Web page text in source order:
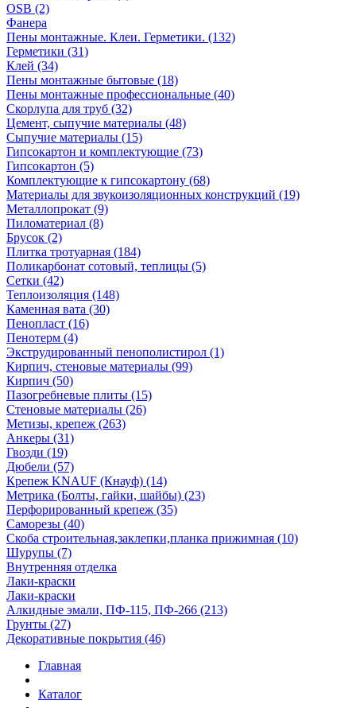
OSB (2)
Фанера
Пены монтажные. Клеи. Герметики. (132)
Герметики (31)
Клей (34)
Пены монтажные бытовые (18)
Пены монтажные профессиональные (40)
Скорлупа для труб (32)
Цемент, сыпучие материалы (48)
Сыпучие материалы (15)
Гипсокартон и комплектующие (73)
Гипсокартон (5)
Комплектующие к гипсокартону (68)
Материалы для звукоизоляционных конструкций (19)
Металлопрокат (9)
Пиломатериал (8)
Брусок (2)
Плитка тротуарная (184)
Поликарбонат сотовый, теплицы (5)
Сетки (42)
Теплоизоляция (148)
Каменная вата (30)
Пенопласт (16)
Пенотерм (4)
Экструдированный пенополистирол (1)
Кирпич, стеновые материалы (99)
Кирпич (50)
Пазогребневые плиты (15)
Стеновые материалы (26)
Метизы, крепеж (263)
Анкеры (31)
Гвозди (19)
Дюбели (57)
Крепеж KNAUF (Кнауф) (14)
Метрика (Болты, гайки, шайбы) (23)
Перфорированный крепеж (35)
Саморезы (40)
Скоба строительная,заклепки,планка прижимная (10)
Шурупы (7)
Внутренняя отделка
Лаки-краски
Лаки-краски
Алкидные эмали, ПФ-115, ПФ-266 (213)
Грунты (27)
Декоративные покрытия (46)
Главная
Каталог